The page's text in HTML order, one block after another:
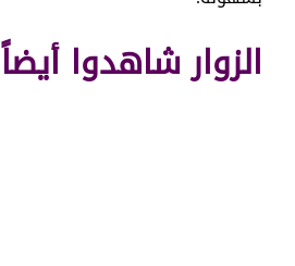
الزوار شاهدوا أيضاً